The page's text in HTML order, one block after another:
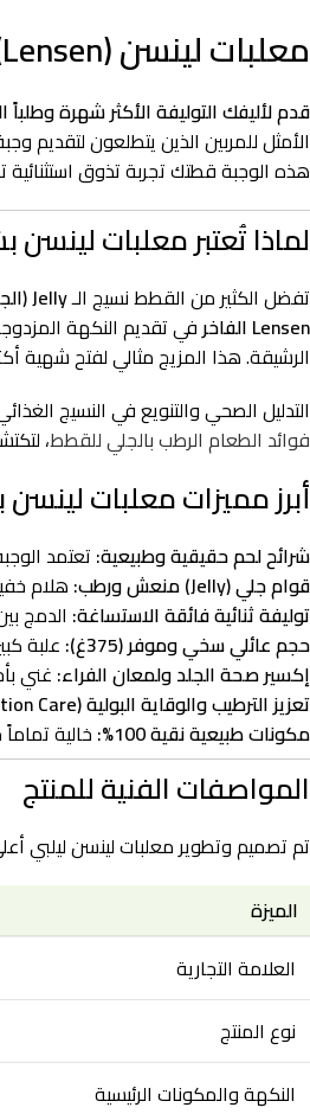
معلبات لينسن (Lensen) للقطط – شرائح التونة مع الدجاج اللذيذة بالجلي (Jelly) – 375 جرام
قدم لأليفك التوليفة الأكثر شهرة
الأمثل للمربين الذين يتطلعون
هذه الوجبة قطتك تجربة تذوق
لماذا تُعتبر معلبات لينسن
تفضل الكثير من القطط نسيج الـJelly (الجلي)
Lensen الفاخر
في تقديم النكهة
الرشيقة. هذا المزيج مثالي لفتح شهية
التدليل الصحي والتنويع في النسيج
فوائد الطعام الرطب بالجلي للقطط، لتكتشف
أبرز مميزات معلبات لينسن
شرائح لحم حقيقية وطبيعية: تعتمد
قوام جلي (Jelly) منعش ورطب:
هلام
توليفة ثنائية فائقة الاستساغة: الدمج
حجم عائلي سخي وموفر (375غ):
علبة
إكسير صحة الجلد ولمعان الفراء:غني بأحماض أوميجا 3 وأوميجا 6
تعزيز الترطيب والوقاية البولية (Hydration Care):
مكونات طبيعية نقية 100%:
خالية
المواصفات الفنية للمنتج
تم تصميم وتطوير معلبات لينسن ليلبي
الميزة
العلامة التجارية
نوع المنتج
النكهة والمكونات الرئيسية